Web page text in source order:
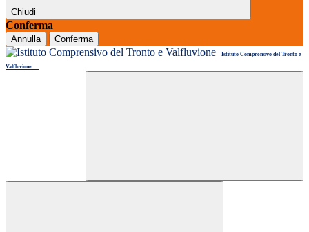
Chiudi
Conferma
Annulla Conferma
Istituto Comprensivo del Tronto e
Valfluvione